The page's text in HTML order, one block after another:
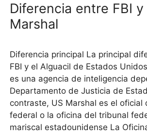
Diferencia entre FBI y
Marshal
Diferencia principal La principal
FBI y el Alguacil de Estados
es una agencia de inteligencia
Departamento de Justicia de
contraste, US Marshal es el oficial
federal o la oficina del tribunal
mariscal estadounidense La